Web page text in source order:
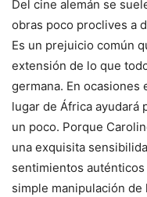
Del cine alemán se
obras poco proclives a
Es un prejuicio común
extensión de lo que
germana. En ocasiones
lugar de África ayudará
un poco. Porque
una exquisita
sentimientos
simple manipulación